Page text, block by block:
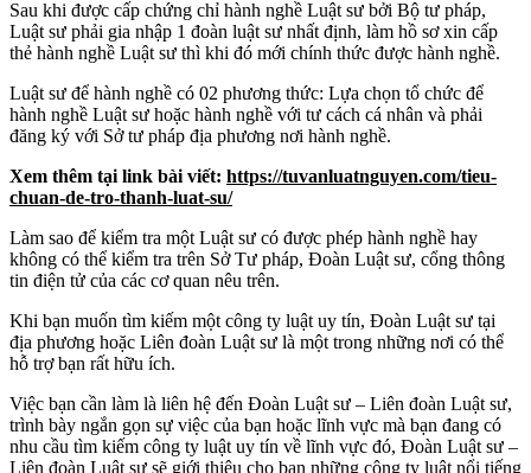
Sau khi được cấp chứng chỉ hành nghề Luật sư bởi Bộ tư pháp,
Luật sư phải gia nhập 1 đoàn luật sư nhất định, làm hồ sơ xin cấp
thẻ hành nghề Luật sư thì khi đó mới chính thức được hành nghề.
Luật sư để hành nghề có 02 phương thức: Lựa chọn tổ chức để
hành nghề Luật sư hoặc hành nghề với tư cách cá nhân và phải
đăng ký với Sở tư pháp địa phương nơi hành nghề.
Xem thêm tại link bài viết: https://tuvanluatnguyen.com/tieu-
chuan-de-tro-thanh-luat-su/
Làm sao để kiểm tra một Luật sư có được phép hành nghề hay
không có thể kiểm tra trên Sở Tư pháp, Đoàn Luật sư, cổng thông
tin điện tử của các cơ quan nêu trên.
Khi bạn muốn tìm kiếm một công ty luật uy tín, Đoàn Luật sư tại
địa phương hoặc Liên đoàn Luật sư là một trong những nơi có thể
hỗ trợ bạn rất hữu ích.
Việc bạn cần làm là liên hệ đến Đoàn Luật sư – Liên đoàn Luật sư,
trình bày ngắn gọn sự việc của bạn hoặc lĩnh vực mà bạn đang có
nhu cầu tìm kiếm công ty luật uy tín về lĩnh vực đó, Đoàn Luật sư –
Liên đoàn Luật sư sẽ giới thiệu cho bạn những công ty luật nổi tiếng